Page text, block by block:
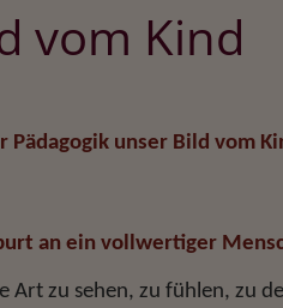
vom Kind
Pädagogik unser Bild vom
an ein vollwertiger
Art zu sehen, zu fühlen, zu